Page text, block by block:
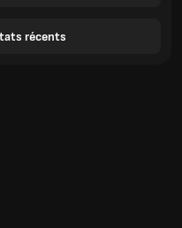
récents